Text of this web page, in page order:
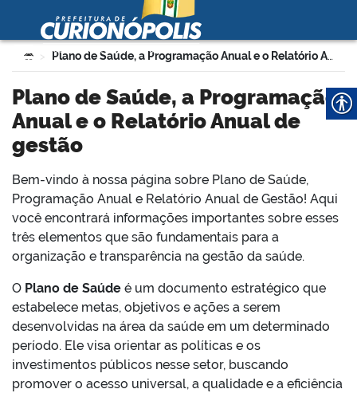
Ir para o conteúdo
Prefeitura Municipal de
Curionópolis
portal
portal
Você está aqui:
> Plano de Saúde, a Programação Anual e o Relatório Anual de gestão
Plano de Saúde, a Programação
Anual e o Relatório Anual de
gestão
Bem-vindo à nossa página sobre Plano de Saúde,
Programação Anual e Relatório Anual de Gestão! Aqui
você encontrará informações importantes sobre esses
três elementos que são fundamentais para a
organização e transparência na gestão da saúde.
O Plano de Saúde é um documento estratégico que
estabelece metas, objetivos e ações a serem
desenvolvidas na área da saúde em um determinado
período. Ele visa orientar as políticas e os
investimentos públicos nesse setor, buscando
promover o acesso universal, a qualidade e a eficiência